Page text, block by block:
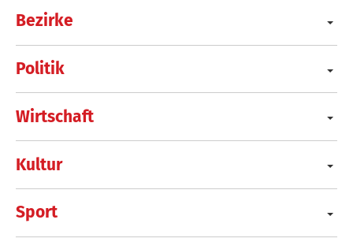
Bezirke
Politik
Wirtschaft
Kultur
Sport